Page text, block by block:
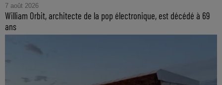
7 août 2026
William Orbit, architecte de la pop électronique, est décédé à 69
ans